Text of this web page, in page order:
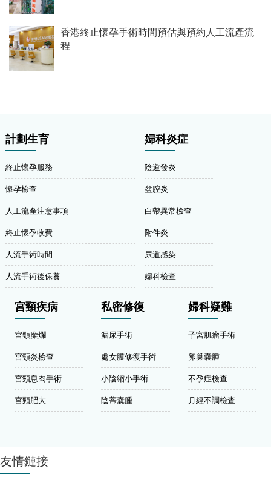
香港終止懷孕手術時間預估與預約人工流產流
程
計劃生育
終止懷孕服務
懷孕檢查
人工流產注意事項
終止懷孕收費
人流手術時間
人流手術後保養
婦科炎症
陰道發炎
盆腔炎
白帶異常檢查
附件炎
尿道感染
婦科檢查
宮頸疾病
宮頸糜爛
宮頸炎檢查
宮頸息肉手術
宮頸肥大
私密修復
漏尿手術
處女膜修復手術
小陰縮小手術
陰蒂囊腫
婦科疑難
子宮肌瘤手術
卵巢囊腫
不孕症檢查
月經不調檢查
友情鏈接